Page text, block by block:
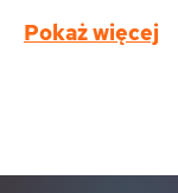
Pokaż więcej